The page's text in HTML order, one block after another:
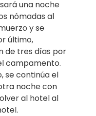
una noche
nómadas al
y se
último,
de tres días por
campamento.
se continúa el
noche con
al hotel al